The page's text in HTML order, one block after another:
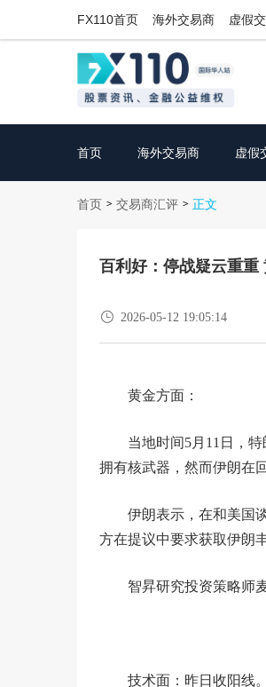
FX110首页 海外交易商 虚假
首页 海外交易商 虚假
首页 > 交易商汇评 > 正文
百利好：停战疑云重重
 2026-05-12 19:05:14
黄金方面：
当地时间5月11日，
拥有核武器，然而伊朗在
伊朗表示，在和美国
方在提议中要求获取伊朗
智昇研究投资策略师
技术面：昨日收阳线